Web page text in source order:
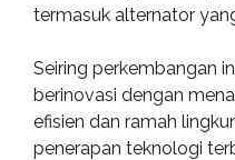
termasuk alternator
Seiring perkembangan
berinovasi dengan
efisien dan ramah
penerapan teknologi